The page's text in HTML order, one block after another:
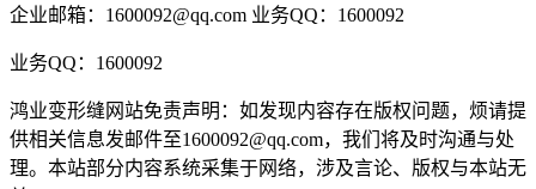
企业邮箱：1600092@qq.com 业务QQ：1600092
业务QQ：1600092
鸿业变形缝网站免责声明：如发现内容存在版权问题，烦请提
供相关信息发邮件至1600092@qq.com，我们将及时沟通与处
理。本站部分内容系统采集于网络，涉及言论、版权与本站无